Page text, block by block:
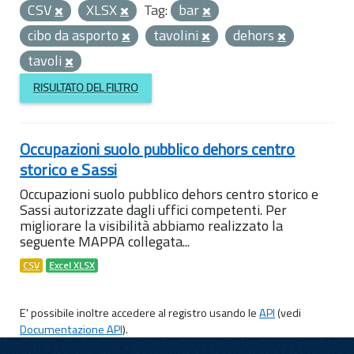
CSV
XLSX Tag: bar
cibo da asporto
tavolini
dehors
tavoli
RISULTATO DEL FILTRO
Occupazioni suolo pubblico dehors centro
storico e Sassi
Occupazioni suolo pubblico dehors centro storico e
Sassi autorizzate dagli uffici competenti. Per
migliorare la visibilità abbiamo realizzato la
seguente MAPPA collegata...
CSV Excel XLSX
E' possibile inoltre accedere al registro usando leAPI(vedi
Documentazione API).